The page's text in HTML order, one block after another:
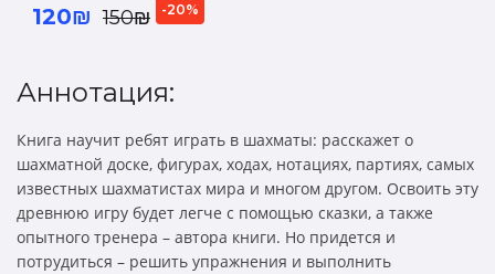
120₪ 150₪ -20%
Аннотация:
Книга научит ребят играть в шахматы: расскажет о
шахматной доске, фигурах, ходах, нотациях, партиях, самых
известных шахматистах мира и многом другом. Освоить эту
древнюю игру будет легче с помощью сказки, а также
опытного тренера – автора книги. Но придется и
потрудиться – решить упражнения и выполнить